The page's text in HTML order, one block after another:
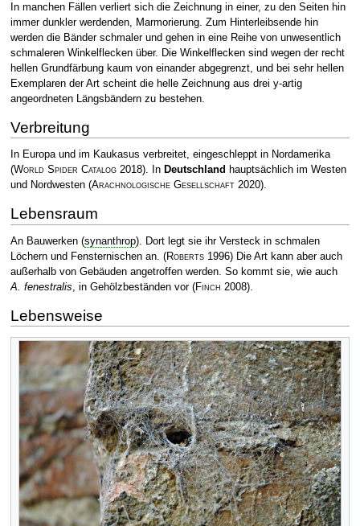
In manchen Fällen verliert sich die Zeichnung in einer, zu den Seiten hin
immer dunkler werdenden, Marmorierung. Zum Hinterleibsende hin
werden die Bänder schmaler und gehen in eine Reihe von unwesentlich
schmaleren Winkelflecken über. Die Winkelflecken sind wegen der recht
hellen Grundfärbung kaum von einander abgegrenzt, und bei sehr hellen
Exemplaren der Art scheint die helle Zeichnung aus drei y-artig
angeordneten Längsbändern zu bestehen.
Verbreitung
In Europa und im Kaukasus verbreitet, eingeschleppt in Nordamerika
(World Spider Catalog2018). In Deutschland hauptsächlich im Westen
und Nordwesten (Arachnologische Gesellschaft2020).
Lebensraum
An Bauwerken (synanthrop). Dort legt sie ihr Versteck in schmalen
Löchern und Fensternischen an. (Roberts1996)Die Art kann aber auch
außerhalb von Gebäuden angetroffen werden. So kommt sie, wie auch
A. fenestralis, in Gehölzbeständen vor (Finch 2008).
Lebensweise